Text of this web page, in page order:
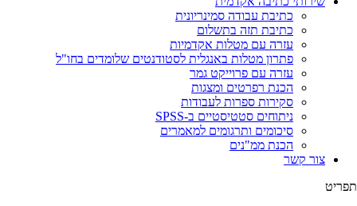
כתיבת עבודה סמינריונית
כתיבת תזה בתשלום
עזרה עם מטלות אקדמיות
פתרון מטלות באנגלית לסטודנטים שלומדים בחו"ל
עזרה עם פרוייקט גמר
הכנת רפרטים ומצגות
סקירות ספרות לעבודות
ניתוחים סטטיסטיים ב-SPSS
סיכומים ותרגומים למאמרים
הכנת ממ"נים
צור קשר
תפריט